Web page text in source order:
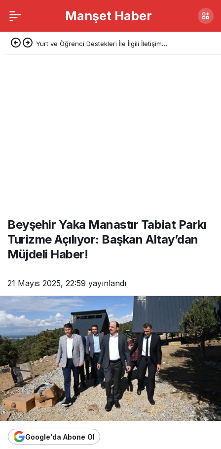
Manşet Haber
Yurt ve Öğrenci Destekleri İle İlgili İletişim
Beyşehir Yaka Manastır Tabiat Parkı
Turizme Açılıyor: Başkan Altay’dan
Müjdeli Haber!
21 Mayıs 2025, 22:59 yayınlandı
Google'da Abone Ol